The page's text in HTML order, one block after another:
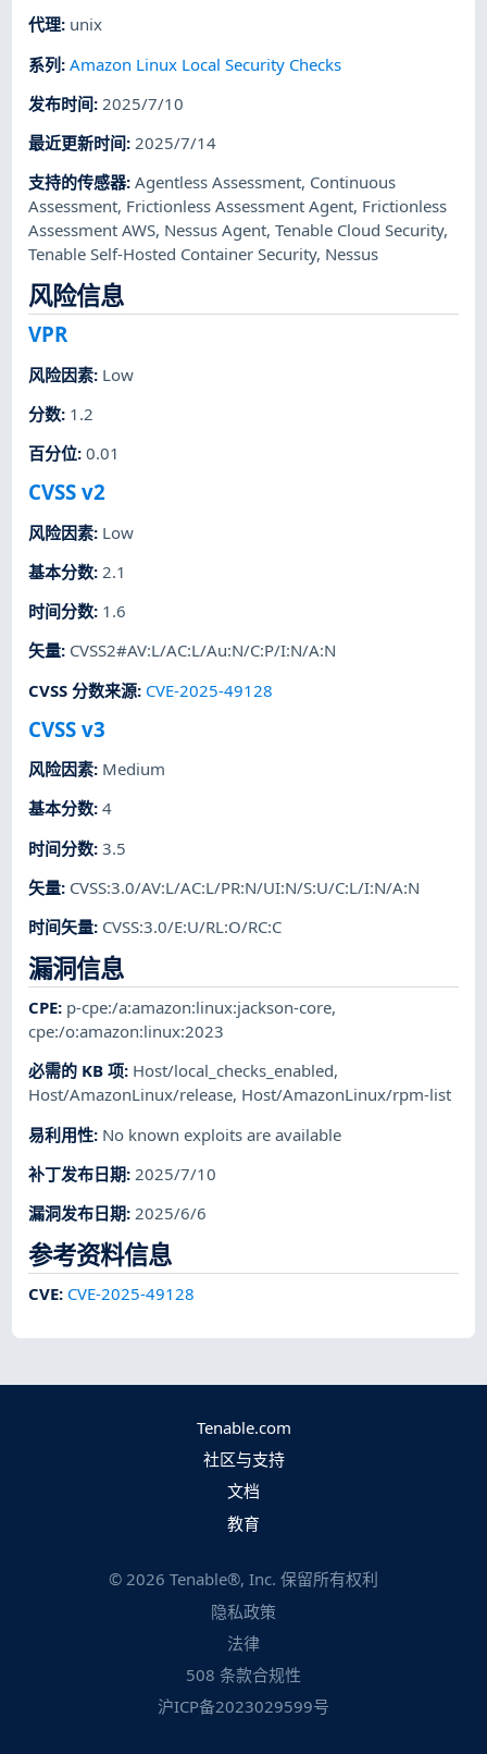
代理: unix
系列:Amazon Linux Local Security Checks
发布时间: 2025/7/10
最近更新时间:2025/7/14
支持的传感器:Agentless Assessment, Continuous
Assessment, Frictionless Assessment Agent, Frictionless
Assessment AWS, Nessus Agent,Tenable Cloud Security,
Tenable Self-Hosted Container Security, Nessus
风险信息
VPR
风险因素: Low
分数: 1.2
百分位:0.01
CVSS v2
风险因素: Low
基本分数: 2.1
时间分数: 1.6
矢量: CVSS2#AV:L/AC:L/Au:N/C:P/I:N/A:N
CVSS 分数来源: CVE-2025-49128
CVSS v3
风险因素: Medium
基本分数:4
时间分数:3.5
矢量: CVSS:3.0/AV:L/AC:L/PR:N/UI:N/S:U/C:L/I:N/A:N
时间矢量: CVSS:3.0/E:U/RL:O/RC:C
漏洞信息
CPE: p-cpe:/a:amazon:linux:jackson-core,
cpe:/o:amazon:linux:2023
必需的 KB 项: Host/local_checks_enabled,
Host/AmazonLinux/release, Host/AmazonLinux/rpm-list
易利用性: No known exploits are available
补丁发布日期:2025/7/10
漏洞发布日期:2025/6/6
参考资料信息
CVE: CVE-2025-49128
Tenable.com
社区与支持
文档
教育
© 2026 Tenable®, Inc. 保留所有权利
隐私政策
法律
508 条款合规性
沪ICP备2023029599号